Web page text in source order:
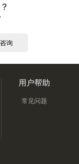
询
用户帮助
常见问题